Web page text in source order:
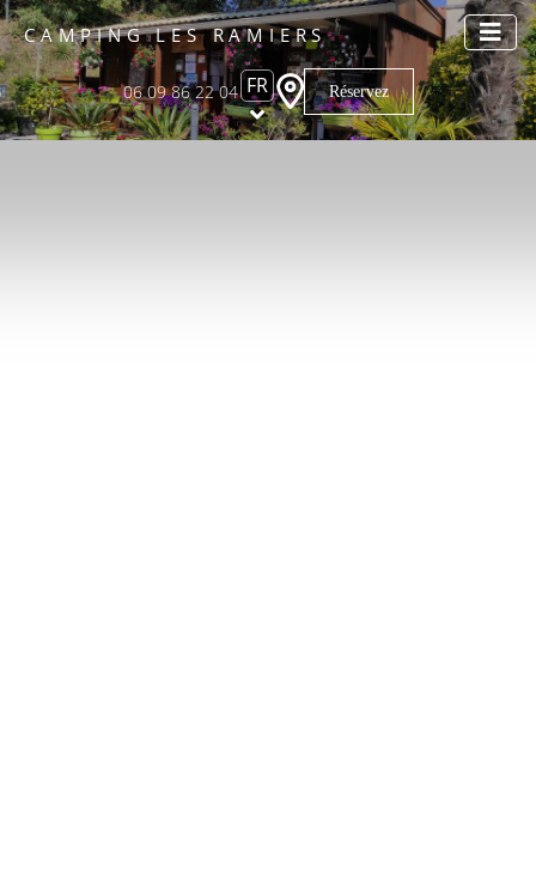
CAMPING LES RAMIERS
06 09 86 22 04 FR Réservez